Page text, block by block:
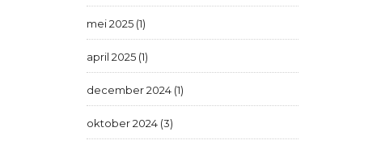
mei 2025 (1)
april 2025 (1)
december 2024 (1)
oktober 2024 (3)